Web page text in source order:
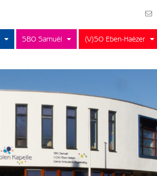
SBO Samuël (V)SO Eben-Haëzer